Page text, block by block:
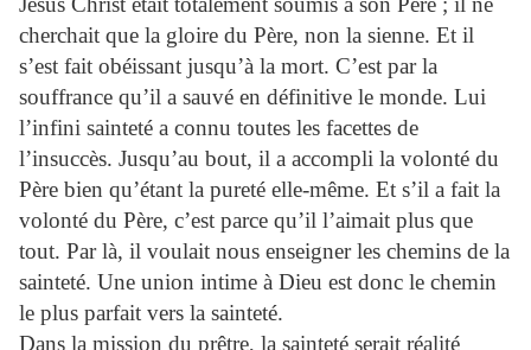
cherchait que la gloire du Père, non la sienne. Et il
s’est fait obéissant jusqu’à la mort. C’est par la
souffrance qu’il a sauvé en définitive le monde. Lui
l’infini sainteté a connu toutes les facettes de
l’insuccès. Jusqu’au bout, il a accompli la volonté du
Père bien qu’étant la pureté elle-même. Et s’il a fait la
volonté du Père, c’est parce qu’il l’aimait plus que
tout. Par là, il voulait nous enseigner les chemins de la
sainteté. Une union intime à Dieu est donc le chemin
le plus parfait vers la sainteté.
Dans la mission du prêtre, la sainteté serait réalité